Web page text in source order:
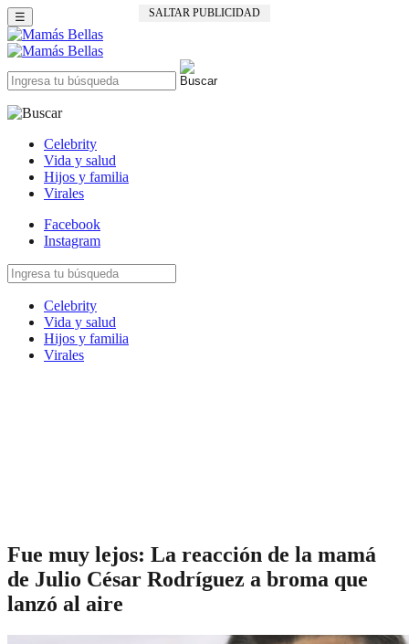
SALTAR PUBLICIDAD
☰
Celebrity
Vida y salud
Hijos y familia
Virales
Facebook
Instagram
Celebrity
Vida y salud
Hijos y familia
Virales
Fue muy lejos: La reacción de la mamá
de Julio César Rodríguez a broma que
lanzó al aire